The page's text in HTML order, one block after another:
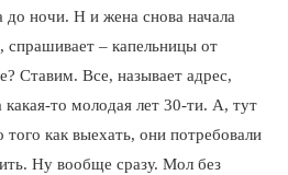
до ночи. Н и жена снова начала
спрашивает – капельницы от
Ставим. Все, называет адрес,
то молодая лет 30-ти. А, тут
как выехать, они потребовали
Ну вообще сразу. Мол без